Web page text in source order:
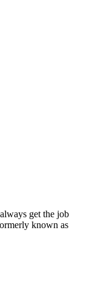
get the job
known as